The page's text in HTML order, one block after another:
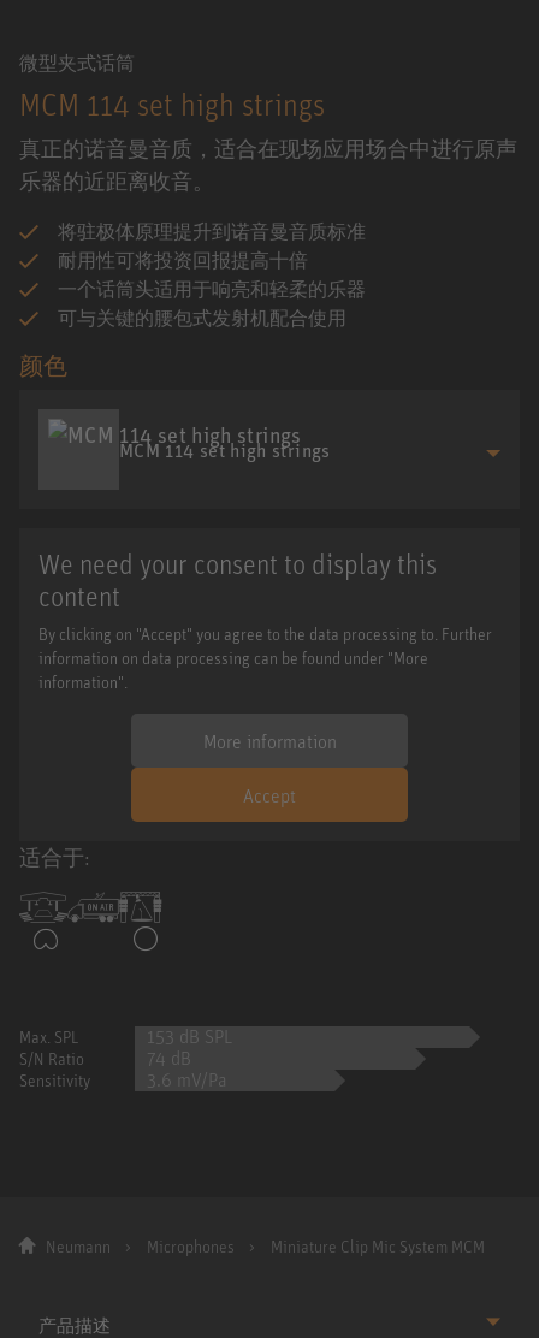
微型夹式话筒
MCM 114 set high strings
真正的诺音曼音质，适合在现场应用场合中进行原声
乐器的近距离收音。
将驻极体原理提升到诺音曼音质标准
耐用性可将投资回报提高十倍
一个话筒头适用于响亮和轻柔的乐器
可与关键的腰包式发射机配合使用
颜色
MCM 114 set high strings
We need your consent to display this
content
By clicking on "Accept" you agree to the data processing to. Further
information on data processing can be found under "More
information".
More information
Accept
适合于:
Max. SPL 153 dB SPL
S/N Ratio 74 dB
Sensitivity 3.6 mV/Pa
Neumann Microphones Miniature Clip Mic System MCM
产品描述